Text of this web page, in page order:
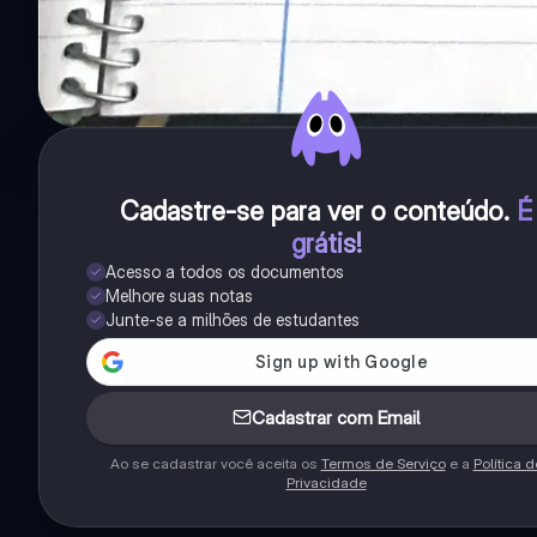
Cadastre-se para ver o conteúdo. É
grátis!
Acesso a todos os documentos
Melhore suas notas
Junte-se a milhões de estudantes
Cadastrar com Email
Ao se cadastrar você aceita os Termos de Serviçoe a Política
Privacidade